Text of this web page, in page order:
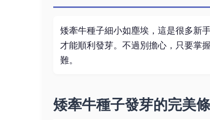
矮牽牛種子細小如塵埃，這是很多新
才能順利發芽。不過別擔心，只要掌
難。
矮牽牛種子發芽的完美